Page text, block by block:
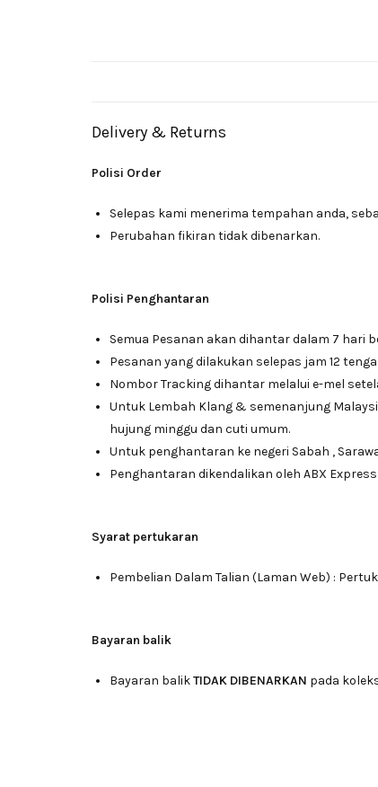
Delivery & Returns
Polisi Order
Selepas kami menerima tempahan anda,
Perubahan fikiran tidak dibenarkan.
Polisi Penghantaran
Semua Pesanan akan dihantar dalam 7 hari
Pesanan yang dilakukan selepas jam 12
Nombor Tracking dihantar melalui e-mel
Untuk Lembah Klang & semenanjung
hujung minggu dan cuti umum.
Untuk penghantaran ke negeri Sabah ,
Penghantaran dikendalikan oleh ABX Express
Syarat pertukaran
Pembelian Dalam Talian (Laman Web) :
Bayaran balik
Bayaran balikTIDAK DIBENARKAN pada